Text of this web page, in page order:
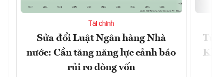
Tài chính
Sửa đổi Luật Ngân hàng Nhà
nước: Cần tăng năng lực cảnh báo
rủi ro dòng vốn
Từ